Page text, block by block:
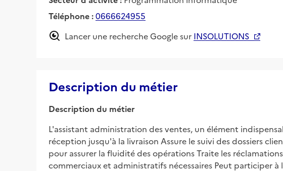
Téléphone :0666624955
Lancer une recherche Google sur INSOLUTIONS
Description du métier
Description du métier
L'assistant administration des ventes, un élément
réception jusqu'à la livraison Assure le suivi des dossiers
pour assurer la fluidité des opérations Traite les
commerciaux et administratifs nécessaires Peut participer